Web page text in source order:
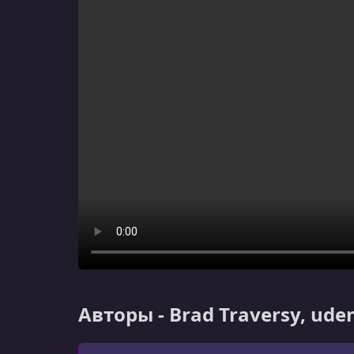
Авторы - Brad Traversy,